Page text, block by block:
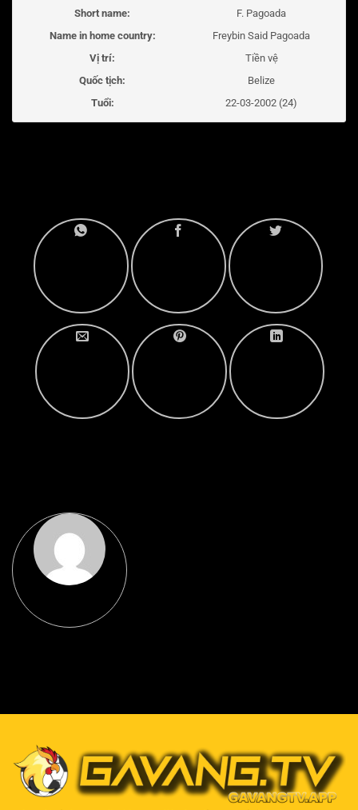
Short name:
F. Pagoada
Name in home country:
Freybin Said Pagoada
Vị trí:
Tiền vệ
Quốc tịch:
Belize
Tuổi:
22-03-2002 (24)